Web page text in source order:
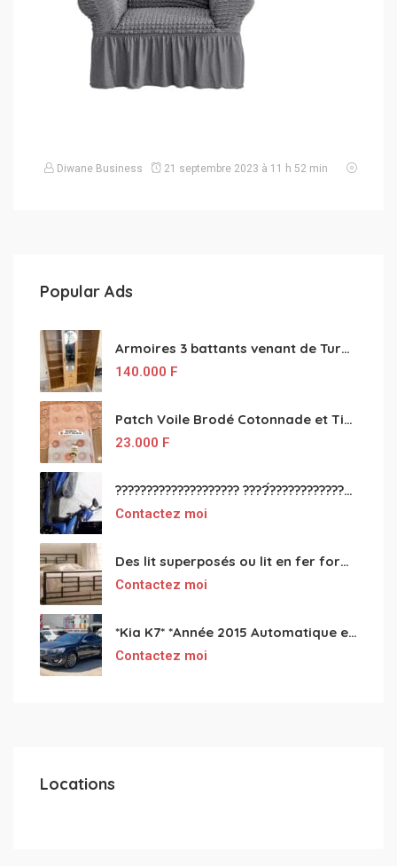
Diwane Business 21 septembre 2023 à 11 h 52 min
Popular Ads
Armoires 3 battants venant de Turquie disponibles
140.000 F
Patch Voile Brodé Cotonnade et Tinu Minu de l’Inde ???????? ????
23.000 F
???????????????????? ????́???????????????????????????????????????? à vendre
Contactez moi
Des lit superposés ou lit en fer forgé grande classes disponible
Contactez moi
*Kia K7* *Année 2015 Automatique essence ⛽️ 4 cylindres 2.0
Contactez moi
Locations